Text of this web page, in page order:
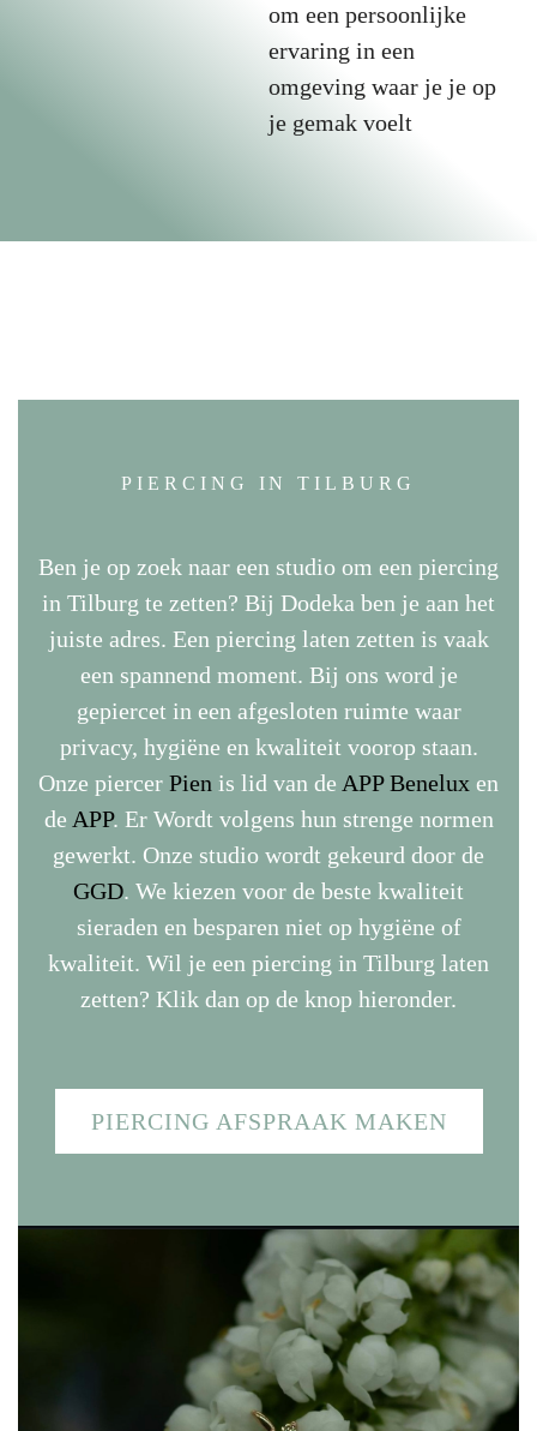
om een persoonlijke
ervaring in een
omgeving waar je je op
je gemak voelt
PIERCING IN TILBURG
Ben je op zoek naar een studio om een piercing
in Tilburg te zetten? Bij Dodeka ben je aan het
juiste adres. Een piercing laten zetten is vaak
een spannend moment. Bij ons word je
gepiercet in een afgesloten ruimte waar
privacy, hygiëne en kwaliteit voorop staan.
Onze piercer Pien is lid van de APP Benelux en
de APP. Er Wordt volgens hun strenge normen
gewerkt. Onze studio wordt gekeurd door de
GGD. We kiezen voor de beste kwaliteit
sieraden en besparen niet op hygiëne of
kwaliteit. Wil je een piercing in Tilburg laten
zetten? Klik dan op de knop hieronder.
PIERCING AFSPRAAK MAKEN